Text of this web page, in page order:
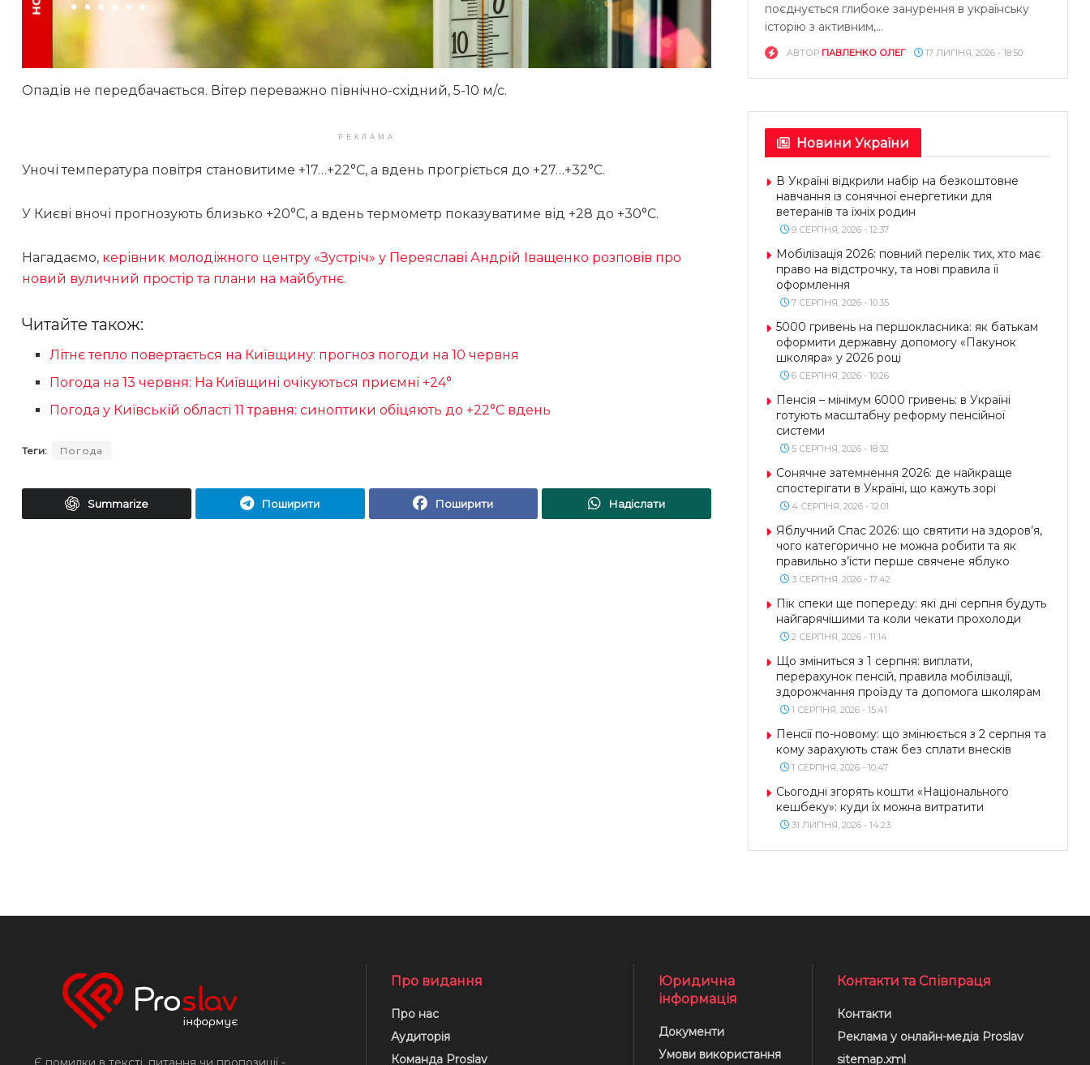
Опадів не передбачається. Вітер переважно північно-східний, 5-10 м/с.
РЕКЛАМА
Уночі температура повітря становитиме +17…+22°С, а вдень прогріється до +27…+32°С.
У Києві вночі прогнозують близько +20°С, а вдень термометр показуватиме від +28 до +30°С.
Нагадаємо, керівник молодіжного центру «Зустріч» у Переяславі Андрій Іващенко розповів про
новий вуличний простір та плани на майбутнє.
Читайте також:
Літнє тепло повертається на Київщину: прогноз погоди на 10 червня
Погода на 13 червня: На Київщині очікуються приємні +24°
Погода у Київській області 11 травня: синоптики обіцяють до +22°С вдень
Теги: Погода
Summarize Поширити Поширити Надіслати
поєднується глибоке занурення в українську
історію з активним,...
АВТОР ПАВЛЕНКО ОЛЕГ 17 ЛИПНЯ, 2026 - 18:50
Новини України
В Україні відкрили набір на безкоштовне
навчання із сонячної енергетики для
ветеранів та їхніх родин
9 СЕРПНЯ, 2026 - 12:37
Мобілізація 2026: повний перелік тих, хто має
право на відстрочку, та нові правила її
оформлення
7 СЕРПНЯ, 2026 - 10:35
5000 гривень на першокласника: як батькам
оформити державну допомогу «Пакунок
школяра» у 2026 році
6 СЕРПНЯ, 2026 - 10:26
Пенсія – мінімум 6000 гривень: в Україні
готують масштабну реформу пенсійної
системи
5 СЕРПНЯ, 2026 - 18:32
Сонячне затемнення 2026: де найкраще
спостерігати в Україні, що кажуть зорі
4 СЕРПНЯ, 2026 - 12:01
Яблучний Спас 2026: що святити на здоров’я,
чого категорично не можна робити та як
правильно з’їсти перше свячене яблуко
3 СЕРПНЯ, 2026 - 17:42
Пік спеки ще попереду: які дні серпня будуть
найгарячішими та коли чекати прохолоди
2 СЕРПНЯ, 2026 - 11:14
Що зміниться з 1 серпня: виплати,
перерахунок пенсій, правила мобілізації,
здорожчання проїзду та допомога школярам
1 СЕРПНЯ, 2026 - 15:41
Пенсії по-новому: що змінюється з 2 серпня та
кому зарахують стаж без сплати внесків
1 СЕРПНЯ, 2026 - 10:47
Сьогодні згорять кошти «Національного
кешбеку»: куди їх можна витратити
31 ЛИПНЯ, 2026 - 14:23
Про видання
Про нас
Аудиторія
Команда Proslav
Юридична
інформація
Документи
Умови використання
Контакти та Співпраця
Контакти
Реклама у онлайн-медіа Proslav
sitemap.xml